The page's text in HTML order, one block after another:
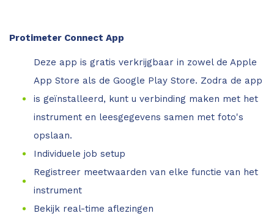
Protimeter Connect App
Deze app is gratis verkrijgbaar in zowel de Apple
App Store als de Google Play Store. Zodra de app
is geïnstalleerd, kunt u verbinding maken met het
instrument en leesgegevens samen met foto's
opslaan.
Individuele job setup
Registreer meetwaarden van elke functie van het
instrument
Bekijk real-time aflezingen